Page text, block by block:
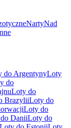
NartyNad
do ArgentynyLoty
do
Loty do
BrazyliiLoty do
Loty do
DaniiLoty do